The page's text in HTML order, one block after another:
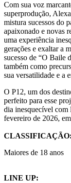
Com sua voz
superprodução,
mistura sucessos do
apaixonado e novas
uma experiência
gerações e exaltar a
sucesso de “O Baile
também como
sua versatilidade e a
O P12, um dos
perfeito para esse
dia inesquecível com
fevereiro de 2026,
CLASSIFICAÇÃO:
Maiores de 18 anos
LINE UP: